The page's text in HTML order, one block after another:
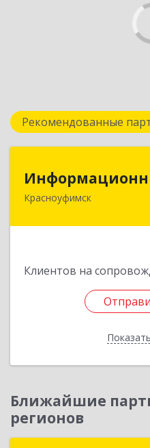
Рекомендованные
Красноуфимск
Клиентов на
623300,
Ближайшие
регионов